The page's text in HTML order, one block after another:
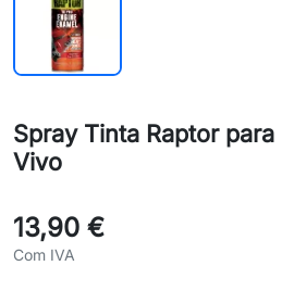
Spray Tinta Raptor
Vivo
13,90 €
Com IVA